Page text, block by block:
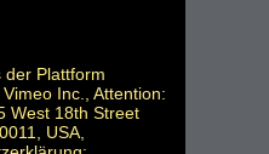
der Plattform
Inc., Attention:
West 18th Street
USA,